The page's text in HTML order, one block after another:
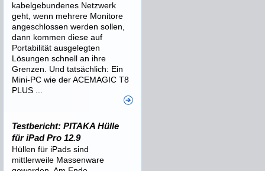
kabelgebundenes Netzwerk
geht, wenn mehrere Monitore
angeschlossen werden sollen,
dann kommen diese auf
Portabilität ausgelegten
Lösungen schnell an ihre
Grenzen. Und tatsächlich: Ein
Mini-PC wie der ACEMAGIC T8
PLUS ...
Testbericht: PITAKA Hülle
für iPad Pro 12.9
Hüllen für iPads sind
mittlerweile Massenware